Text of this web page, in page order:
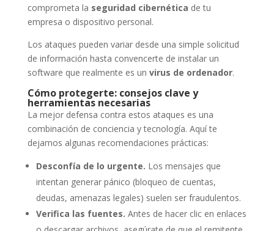
comprometa la seguridad cibernética de tu
empresa o dispositivo personal.
Los ataques pueden variar desde una simple solicitud
de información hasta convencerte de instalar un
software que realmente es un virus de ordenador.
Cómo protegerte: consejos clave y
herramientas necesarias
La mejor defensa contra estos ataques es una
combinación de conciencia y tecnología. Aquí te
dejamos algunas recomendaciones prácticas:
Desconfía de lo urgente. Los mensajes que
intentan generar pánico (bloqueo de cuentas,
deudas, amenazas legales) suelen ser fraudulentos.
Verifica las fuentes. Antes de hacer clic en enlaces